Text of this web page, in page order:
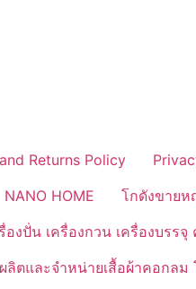
Returns Policy
NANO HOME
โกดังขายห
ปั่น เครื่องกวน เครื่องบรรจุ
ลิตและจำหน่ายเสื้อผ้าคอกล